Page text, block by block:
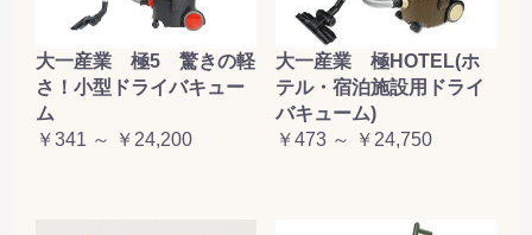
大一産業 極5 驚きの軽
さ！小型ドライバキュー
ム
￥341 ～ ￥24,200
大一産業 極HOTEL(ホ
テル・宿泊施設用ドライ
バキューム)
￥473 ～ ￥24,750